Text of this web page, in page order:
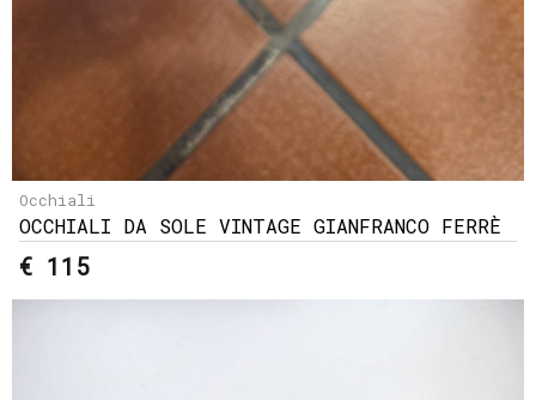
Occhiali
OCCHIALI DA SOLE VINTAGE GIANFRANCO FERRÈ
€ 115